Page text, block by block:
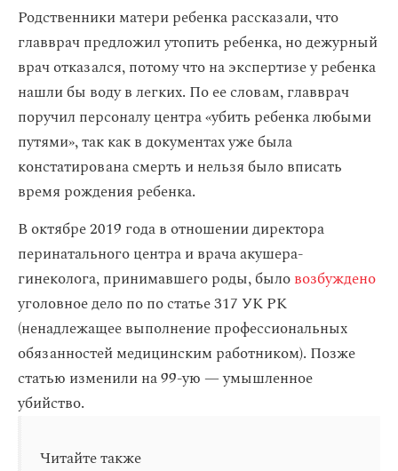
Родственники матери ребенка рассказали, что
главврач предложил утопить ребенка, но дежурный
врач отказался, потому что на экспертизе у ребенка
нашли бы воду в легких. По ее словам, главврач
поручил персоналу центра «убить ребенка любыми
путями», так как в документах уже была
констатирована смерть и нельзя было вписать
время рождения ребенка.
В октябре 2019 года в отношении директора
перинатального центра и врача акушера-
гинеколога, принимавшего роды, быловозбуждено
уголовное дело по по статье 317 УК РК
(ненадлежащее выполнение профессиональных
обязанностей медицинским работником). Позже
статью изменили на 99-ую — умышленное
убийство.
Читайте также